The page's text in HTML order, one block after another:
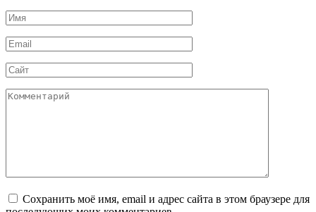
Имя
*
Email
*
Сайт
Комментарий
Сохранить моё имя, email и адрес сайта в этом браузере для